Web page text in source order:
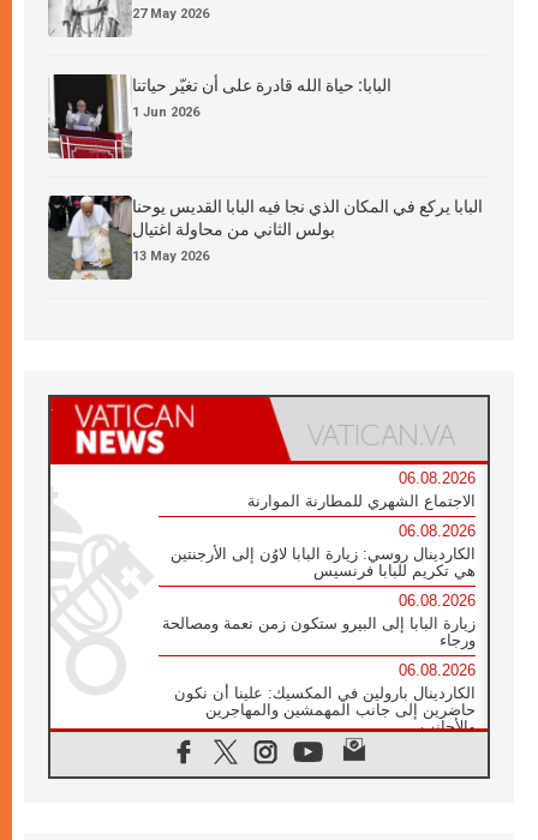
27 May 2026
البابا: حياة الله قادرة على أن تغيّر حياتنا
1 Jun 2026
البابا يركع في المكان الذي نجا فيه البابا القديس يوحنا
بولس الثاني من محاولة اغتيال
13 May 2026
06.08.2026
الاجتماع الشهري للمطارنة الموارنة
06.08.2026
الكاردينال روسي: زيارة البابا لاوُن إلى الأرجنتين
هي تكريم للبابا فرنسيس
06.08.2026
زيارة البابا إلى البيرو ستكون زمن نعمة ومصالحة
ورجاء
06.08.2026
الكاردينال بارولين في المكسيك: علينا أن نكون
حاضرين إلى جانب المهمشين والمهاجرين
والأجانب
البابا لاوُن الرابع عشر للشباب في أسيزي: